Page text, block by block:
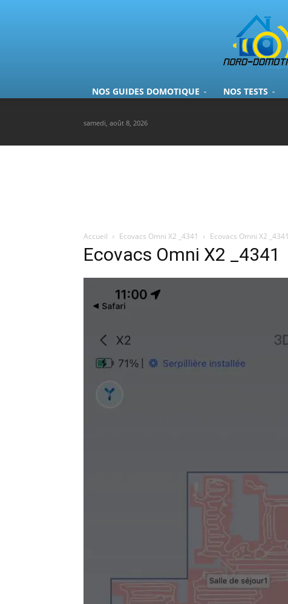
NOS GUIDES DOMOTIQUE NOS TESTS
samedi, août 8, 2026
Accueil Ecovacs Omni X2 _4341 Ecovacs Omni X2 _4341
Ecovacs Omni X2 _4341